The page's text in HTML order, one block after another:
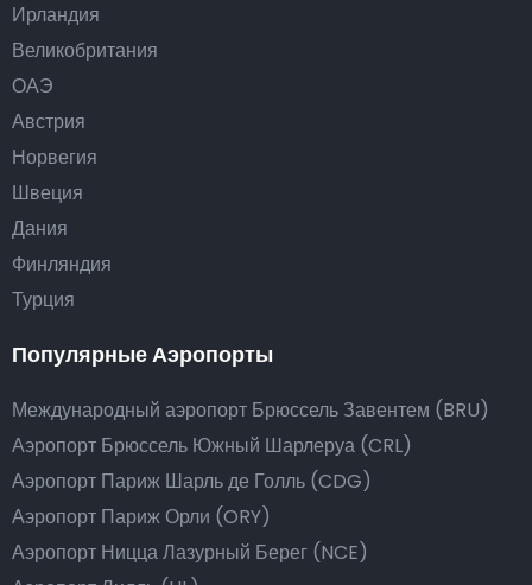
Ирландия
Великобритания
ОАЭ
Австрия
Норвегия
Швеция
Дания
Финляндия
Турция
Популярные Аэропорты
Международный аэропорт Брюссель Завентем (BRU)
Аэропорт Брюссель Южный Шарлеруа (CRL)
Аэропорт Париж Шарль де Голль (CDG)
Аэропорт Париж Орли (ORY)
Аэропорт Ницца Лазурный Берег (NCE)